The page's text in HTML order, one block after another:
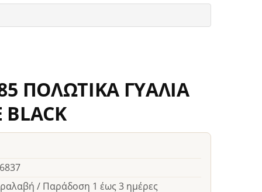
ΠΟΛΩΤΙΚΑ ΓΥΑΛΙΑ
/ Παράδοση 1 έως 3 ημέρες